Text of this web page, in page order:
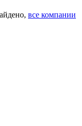
все компании